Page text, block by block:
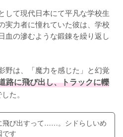
して現代日本にて平凡な学校生
実力者に憧れていた彼は、学校
血の滲むような鍛錬を繰り返し
野は、「魔力を感じた」と幻覚
路に飛び出し、トラックに轢
た。
飛び出すって……。シドらしいめ
です